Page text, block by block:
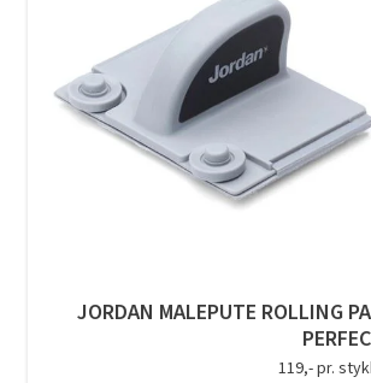
JORDAN MALEPUTE ROLLING
119,- pr.